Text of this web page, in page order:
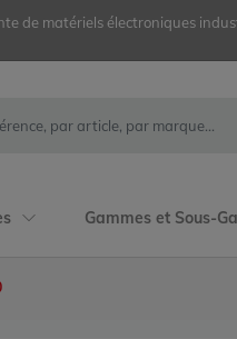
de matériels électroniques
Gammes et Sous-